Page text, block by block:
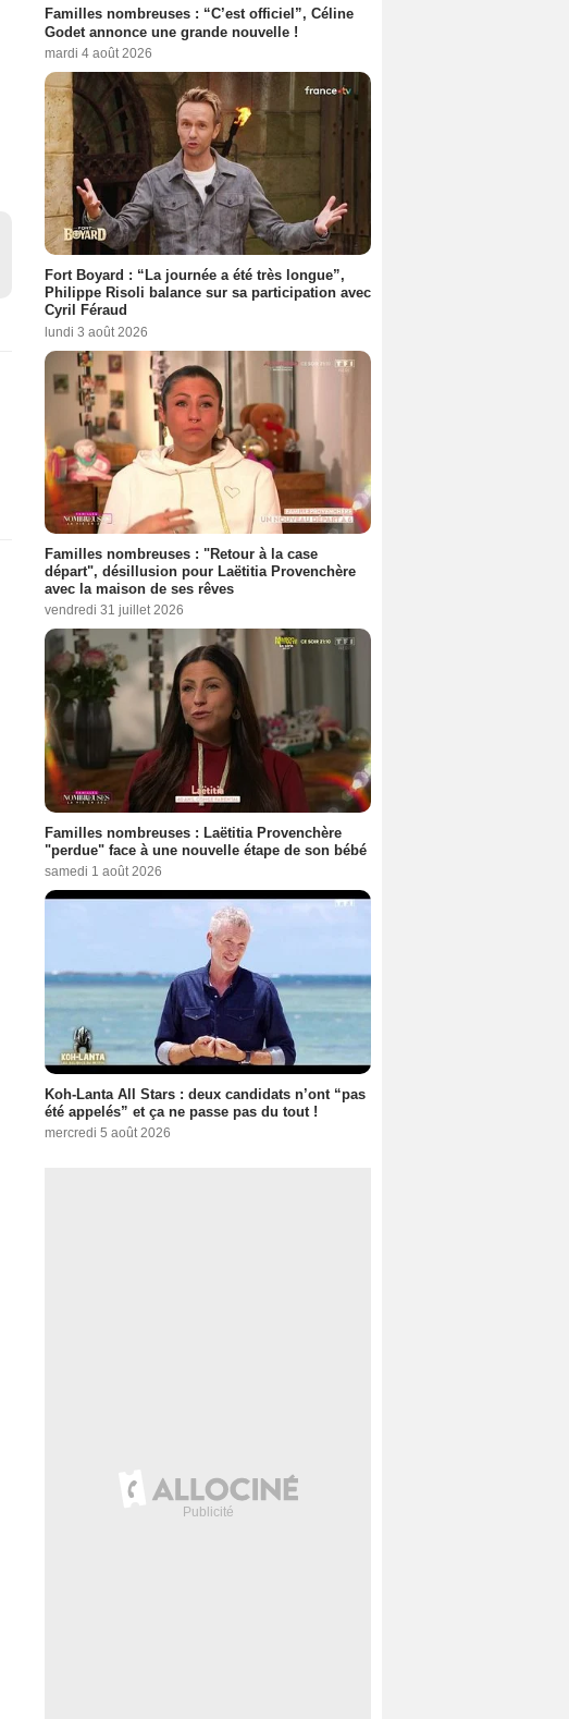
Familles nombreuses : “C’est officiel”, Céline
Godet annonce une grande nouvelle !
mardi 4 août 2026
Fort Boyard : “La journée a été très longue”,
Philippe Risoli balance sur sa participation avec
Cyril Féraud
lundi 3 août 2026
Familles nombreuses : "Retour à la case
départ", désillusion pour Laëtitia Provenchère
avec la maison de ses rêves
vendredi 31 juillet 2026
Familles nombreuses : Laëtitia Provenchère
"perdue" face à une nouvelle étape de son bébé
samedi 1 août 2026
Koh-Lanta All Stars : deux candidats n’ont “pas
été appelés” et ça ne passe pas du tout !
mercredi 5 août 2026